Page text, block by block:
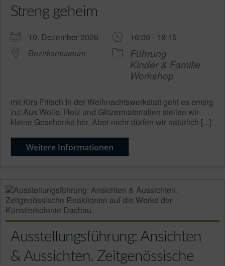
Streng geheim
10. Dezember 2026
16:00 - 18:15
Bezirksmuseum
Führung
Kinder & Familie
Workshop
mit Kira Fritsch In der Weihnachtswerkstatt geht es emsig
zu: Aus Wolle, Holz und Glitzermaterialien stellen wir
kleine Geschenke her. Aber mehr dürfen wir natürlich [...]
Weitere Informationen
Ausstellungsführung: Ansichten
& Aussichten. Zeitgenössische